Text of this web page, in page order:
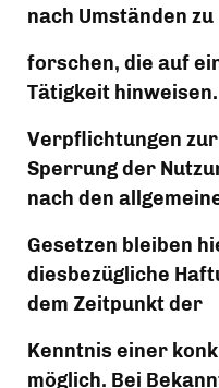
nach Umständen zu
forschen, die auf
Tätigkeit hinweisen.
Verpflichtungen
Sperrung der
nach den
Gesetzen bleiben
diesbezügliche
dem Zeitpunkt der
Kenntnis einer
möglich. Bei